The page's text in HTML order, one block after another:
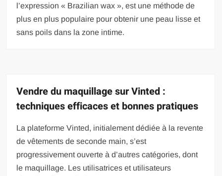
l’expression « Brazilian wax », est une méthode de
plus en plus populaire pour obtenir une peau lisse et
sans poils dans la zone intime.
Vendre du maquillage sur Vinted :
techniques efficaces et bonnes pratiques
La plateforme Vinted, initialement dédiée à la revente
de vêtements de seconde main, s’est
progressivement ouverte à d’autres catégories, dont
le maquillage. Les utilisatrices et utilisateurs